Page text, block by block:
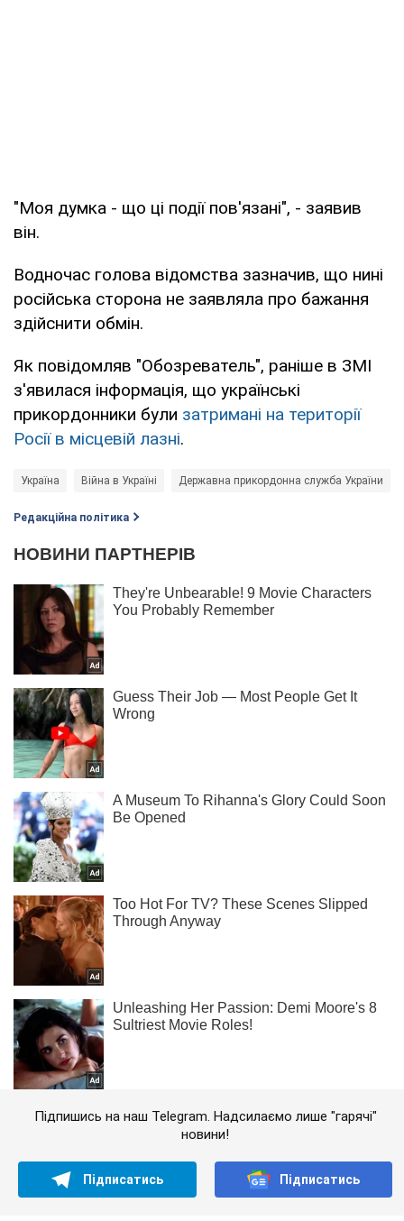
"Моя думка - що ці події пов'язані", - заявив
він.
Водночас голова відомства зазначив, що нині
російська сторона не заявляла про бажання
здійснити обмін.
Як повідомляв "Обозреватель", раніше в ЗМІ
з'явилася інформація, що українські
прикордонники були затримані на території
Росії в місцевій лазні.
Україна Війна в Україні Державна прикордонна служба України
Редакційна політика
Підпишись на наш Telegram. Надсилаємо лише "гарячі"
новини!
Підписатись Підписатись